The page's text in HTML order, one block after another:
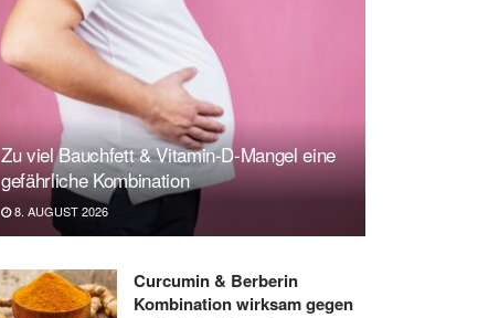
Zu viel Bauchfett & Vitamin-D-Mangel eine
gefährliche Kombination
8. AUGUST 2026
Curcumin & Berberin
Kombination wirksam gegen